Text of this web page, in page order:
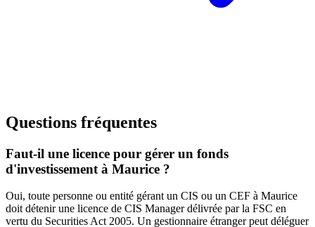
Questions fréquentes
Faut-il une licence pour gérer un fonds
d'investissement à Maurice ?
Oui, toute personne ou entité gérant un CIS ou un CEF à Maurice
doit détenir une licence de CIS Manager délivrée par la FSC en
vertu du Securities Act 2005. Un gestionnaire étranger peut déléguer